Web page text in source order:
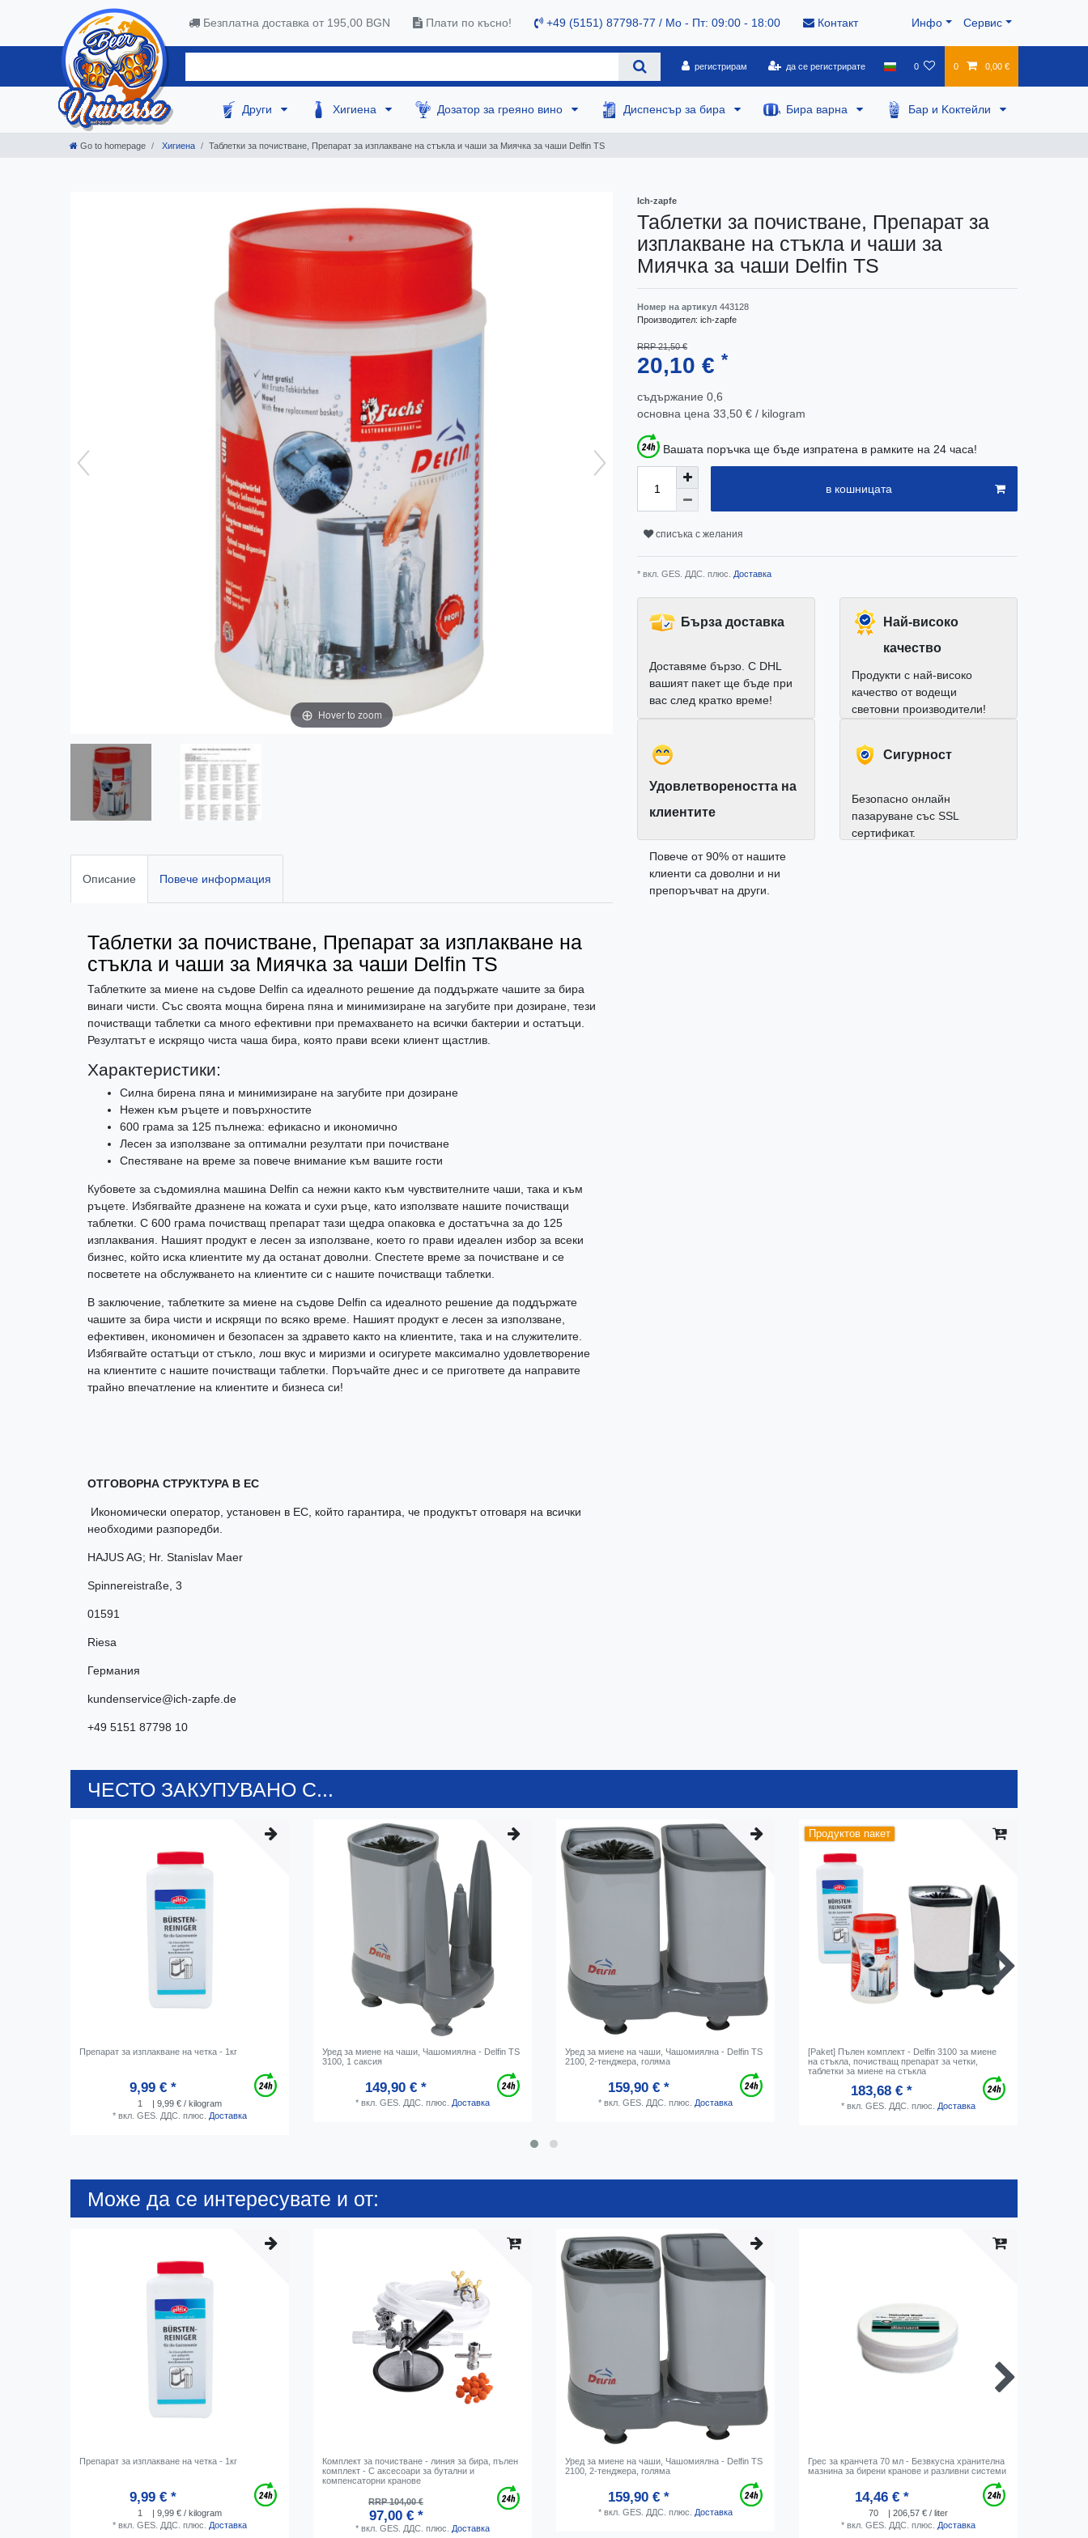
Безплатна доставка от 195,00 BGN Плати по късно! +49 (5151) 87798-77 / Mo - Пт: 09:00 - 18:00 Контакт Инфо Сервис
регистрирам да се регистрирате 0 0 0,00 €
Други Хигиена Дозатор за греяно вино Диспенсър за бира Бира варна Бар и Kоктейли
Go to homepage Хигиена Таблетки за почистване, Препарат за изплакване на стъкла и чаши за Миячка за чаши Delfin TS
Hover to zoom
Описание Повече информация
Таблетки за почистване, Препарат за изплакване на
стъкла и чаши за Миячка за чаши Delfin TS
Таблетките за миене на съдове Delfin са идеалното решение да поддържате чашите за бира
винаги чисти. Със своята мощна бирена пяна и минимизиране на загубите при дозиране, тези
почистващи таблетки са много ефективни при премахването на всички бактерии и остатъци.
Резултатът е искрящо чиста чаша бира, която прави всеки клиент щастлив.
Характеристики:
Силна бирена пяна и минимизиране на загубите при дозиране
Нежен към ръцете и повърхностите
600 грама за 125 пълнежа: ефикасно и икономично
Лесен за използване за оптимални резултати при почистване
Спестяване на време за повече внимание към вашите гости
Кубовете за съдомиялна машина Delfin са нежни както към чувствителните чаши, така и към
ръцете. Избягвайте дразнене на кожата и сухи ръце, като използвате нашите почистващи
таблетки. С 600 грама почистващ препарат тази щедра опаковка е достатъчна за до 125
изплаквания. Нашият продукт е лесен за използване, което го прави идеален избор за всеки
бизнес, който иска клиентите му да останат доволни. Спестете време за почистване и се
посветете на обслужването на клиентите си с нашите почистващи таблетки.
В заключение, таблетките за миене на съдове Delfin са идеалното решение да поддържате
чашите за бира чисти и искрящи по всяко време. Нашият продукт е лесен за използване,
ефективен, икономичен и безопасен за здравето както на клиентите, така и на служителите.
Избягвайте остатъци от стъкло, лош вкус и миризми и осигурете максимално удовлетворение
на клиентите с нашите почистващи таблетки. Поръчайте днес и се пригответе да направите
трайно впечатление на клиентите и бизнеса си!
ОТГОВОРНА СТРУКТУРА В ЕС
Икономически оператор, установен в ЕС, който гарантира, че продуктът отговаря на всички
необходими разпоредби.
HAJUS AG; Hr. Stanislav Maer
Spinnereistraße 3
01591
Riesa
Германия
kundenservice@ich-zapfe.de
+49 5151 87798 10
Ich-zapfe
Таблетки за почистване, Препарат за
изплакване на стъкла и чаши за
Миячка за чаши Delfin TS
Номер на артикул 443128
Производител: ich-zapfe
RRP 21,50 €
20,10 € *
съдържание 0,6
основна цена 33,50 € / kilogram
Вашата поръчка ще бъде изпратена в рамките на 24 часа!
в кошницата
списъка с желания
* вкл. GES. ДДС. плюс. Доставка
Бърза доставка
Доставяме бързо. С DHL
вашият пакет ще бъде при
вас след кратко време!
Най-високо
качество
Продукти с най-високо
качество от водещи
световни производители!
Удовлетвореността на
клиентите
Повече от 90% от нашите
клиенти са доволни и ни
препоръчват на други.
Cигурност
Безопасно онлайн
пазаруване със SSL
сертификат.
ЧЕСТО ЗАКУПУВАНО С...
Препарат за изплакване на четка - 1кг
9,99 € *
1
| 9,99 € / kilogram
* вкл. GES. ДДС. плюс. Доставка
Уред за миене на чаши, Чашомиялна - Delfin TS
3100, 1 саксия
149,90 € *
* вкл. GES. ДДС. плюс. Доставка
Уред за миене на чаши, Чашомиялна - Delfin TS
2100, 2-тенджера, голяма
159,90 € *
* вкл. GES. ДДС. плюс. Доставка
Продуктов пакет
[Paket] Пълен комплект - Delfin 3100 за миене
на стъкла, почистващ препарат за четки,
таблетки за миене на стъкла
183,68 € *
* вкл. GES. ДДС. плюс. Доставка
Може да се интересувате и от:
Препарат за изплакване на четка - 1кг
9,99 € *
1
| 9,99 € / kilogram
* вкл. GES. ДДС. плюс. Доставка
Комплект за почистване - линия за бира, пълен
комплект - С аксесоари за бутални и
компенсаторни кранове
RRP 104,00 €
97,00 € *
* вкл. GES. ДДС. плюс. Доставка
Уред за миене на чаши, Чашомиялна - Delfin TS
2100, 2-тенджера, голяма
159,90 € *
* вкл. GES. ДДС. плюс. Доставка
Грес за кранчета 70 мл - Безвкусна хранителна
мазнина за бирени кранове и разливни системи
14,46 € *
70
| 206,57 € / liter
* вкл. GES. ДДС. плюс. Доставка